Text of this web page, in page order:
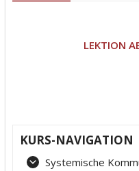
LEKTION
KURS-NAVIGATION
Systemische